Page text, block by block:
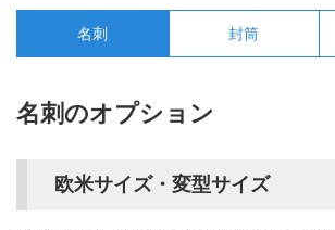
名刺 封筒
名刺のオプション
欧米サイズ・変型サイズ